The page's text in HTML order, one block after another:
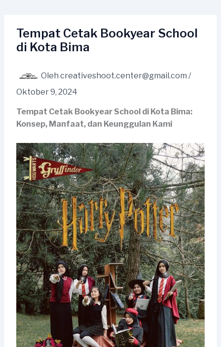
kontenTempat Cetak Bookyear School
di Kota Bima
Oleh creativeshoot.center@gmail.com /
Oktober 9, 2024
Tempat Cetak Bookyear School di Kota Bima:
Konsep, Manfaat, dan Keunggulan Kami